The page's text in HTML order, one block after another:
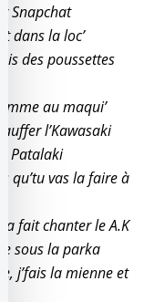
Snapchat
dans la loc’
des poussettes
au maqui’
l’Kawasaki
Patalaki
qu’tu vas la faire à
fait chanter le A.K
sous la parka
j’fais la mienne et